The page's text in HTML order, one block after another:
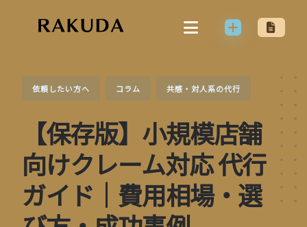
依頼したい方へ コラム 共感・対人系の代行
【保存版】小規模店舗
向けクレーム対応 代行
ガイド｜費用相場・選